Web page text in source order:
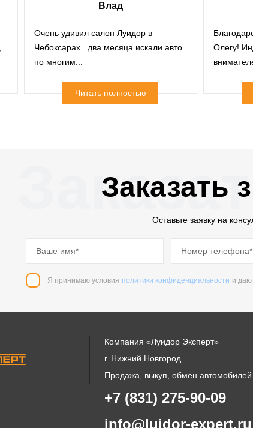
Влад
Очень удивил салон Луидор в
Чебоксарах...два месяца искали авто
по многим...
Читать полностью
Олегу!
Заказать
Оставьте заявку на
Я принимаю условия политики конфиденциальности и даю
Компания «Луидор Эксперт»
г. Нижний Новгород
Продажа, выкуп, обмен автомобилей
+7 (831) 275-90-09
info@luidor-expert.ru